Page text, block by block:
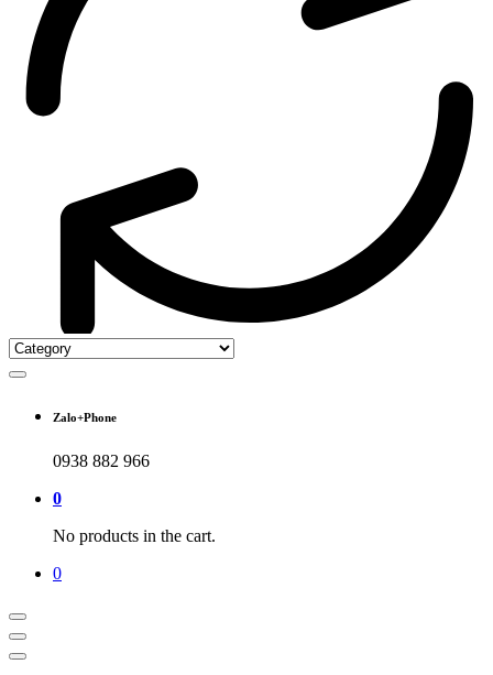
Zalo+Phone
0938 882 966
0
No products in the cart.
0